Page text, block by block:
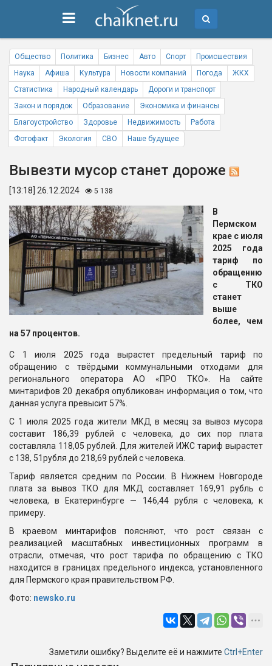
Общество Политика Бизнес Авто Спорт
Происшествия
Наука
Афиша Культура Новости компаний Погода
ЖКХ
Статистика
Народный календарь
Дороги и транспорт
Закон и порядок
Образование
Экономика и финансы
Благоустройство
Здоровье Недвижимость
Работа
Фотофакт
Экология СВО Наше будущее
Вывезти мусор станет дороже
[13:18] 26.12.2024 5 138
В
Пермском
крае с июля
2025 года
тариф по
обращению
с ТКО
станет
выше
более, чем
на 57 процентов.
С 1 июля 2025 года вырастет предельный тариф по
обращению с твёрдыми коммунальными отходами для
регионального оператора АО «ПРО ТКО». На сайте
минтарифов 20 декабря опубликован информация о том, что
данная услуга превысит 57%.
С 1 июля 2025 года жители МКД в месяц за вывоз мусора
составит 186,39 рублей с человека, до сих пор плата
составляла 118,05 рублей. Для жителей ИЖС тариф вырастет
с 138, 51рубля до 218,69 рублей с человека.
Тариф является средним по России. В Нижнем Новгороде
плата за вывоз ТКО для МКД составляет 169,91 рубль с
человека, в Екатеринбурге — 146,44 рубля с человека, к
примеру.
В краевом минтарифов поясняют, что рост связан с
реализацией масштабных инвестиционных программ в
отрасли, отмечая, что рост тарифа по обращению с ТКО
находится в границах предельного индекса, установленного
для Пермского края правительством РФ.
Фото: newsko.ru
Заметили ошибку? Выделите её и нажмите Ctrl+Enter